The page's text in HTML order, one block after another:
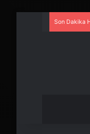
Son Dakika